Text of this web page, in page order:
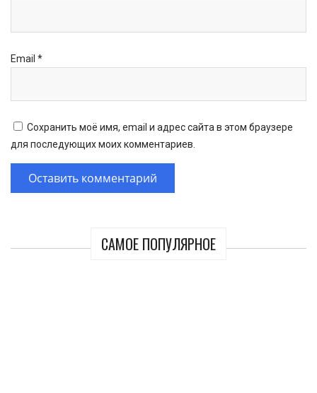
САМОЕ ПОПУЛЯРНОЕ
Email *
Сохранить моё имя, email и адрес сайта в этом браузере
для последующих моих комментариев.